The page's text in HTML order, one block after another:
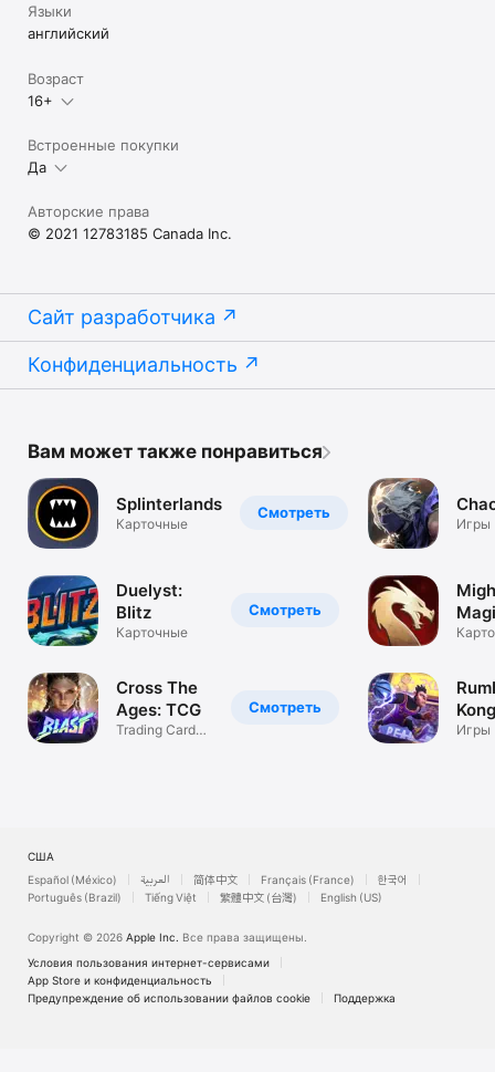
Языки
английский
Возраст
16+
Встроенные покупки
Да
Авторские права
© 2021 12783185 Canada Inc.
Сайт разработчика
Конфиденциальность
Вам может также понравиться
Смотреть
Splinterlands
Карточные
Смотреть
Duelyst:
Blitz
Карточные
Смотреть
Cross The
Ages: TCG
Trading Card
Игры
Kong
Игры
США
Español (México)
العربية 简体中文 Français (France)
한국어
Português (Brazil)
Tiếng Việt 繁體中文 (台灣) English (US)
Copyright © 2026 Apple Inc.
Все права защищены.
Условия пользования интернет-сервисами
App Store и конфи­денциальность
Предупреждение об использовании файлов cookie
Поддержка